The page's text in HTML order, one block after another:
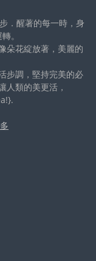
．醒著的每一時，身
。
朵花綻放著，美麗的
步調，堅持完美的必
人類的美更活，